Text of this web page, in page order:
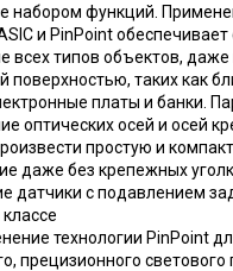
набором функций.
и PinPoint
всех типов объектов, даже
таких как
платы и банки.
оптических осей и осей
простую и
даже без крепежных
датчики с подавлением
технологии PinPoint
прецизионного светового